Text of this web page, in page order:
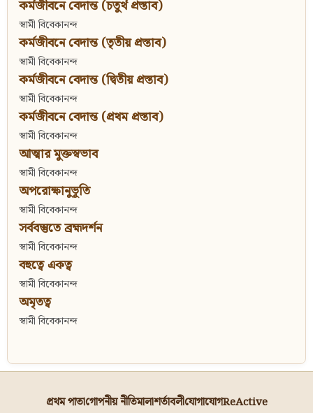
কর্মজীবনে বেদান্ত (চতুর্থ প্রস্তাব)
স্বামী বিবেকানন্দ
কর্মজীবনে বেদান্ত (তৃতীয় প্রস্তাব)
স্বামী বিবেকানন্দ
কর্মজীবনে বেদান্ত (দ্বিতীয় প্রস্তাব)
স্বামী বিবেকানন্দ
কর্মজীবনে বেদান্ত (প্রথম প্রস্তাব)
স্বামী বিবেকানন্দ
আত্মার মুক্তস্বভাব
স্বামী বিবেকানন্দ
অপরোক্ষানুভূতি
স্বামী বিবেকানন্দ
সর্ববস্তুতে ব্রহ্মদর্শন
স্বামী বিবেকানন্দ
বহুত্বে একত্ব
স্বামী বিবেকানন্দ
অমৃতত্ব
স্বামী বিবেকানন্দ
প্রথম পাতাগোপনীয় নীতিমালাশর্তাবলীযোগাযোগReActive